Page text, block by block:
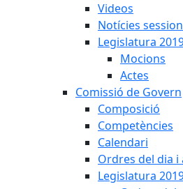
Videos
Notícies
Legislatura
Mocions
Actes
Comissió de Govern
Composició
Competències
Calendari
Ordres del dia i
Legislatura